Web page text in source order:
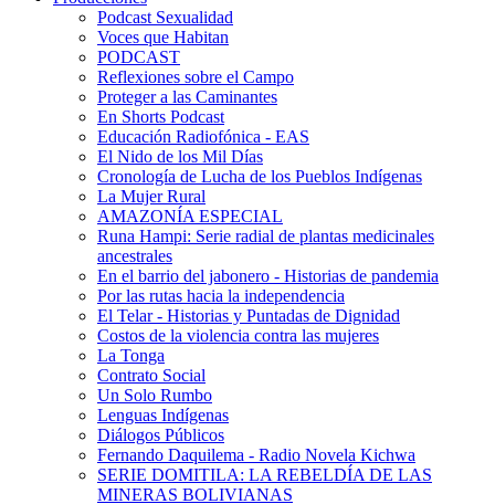
Podcast Sexualidad
Voces que Habitan
PODCAST
Reflexiones sobre el Campo
Proteger a las Caminantes
En Shorts Podcast
Educación Radiofónica - EAS
El Nido de los Mil Días
Cronología de Lucha de los Pueblos Indígenas
La Mujer Rural
AMAZONÍA ESPECIAL
Runa Hampi: Serie radial de plantas medicinales
ancestrales
En el barrio del jabonero - Historias de pandemia
Por las rutas hacia la independencia
El Telar - Historias y Puntadas de Dignidad
Costos de la violencia contra las mujeres
La Tonga
Contrato Social
Un Solo Rumbo
Lenguas Indígenas
Diálogos Públicos
Fernando Daquilema - Radio Novela Kichwa
SERIE DOMITILA: LA REBELDÍA DE LAS
MINERAS BOLIVIANAS